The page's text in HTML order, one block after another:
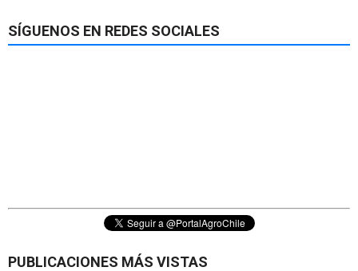
SÍGUENOS EN REDES SOCIALES
PUBLICACIONES MÁS VISTAS